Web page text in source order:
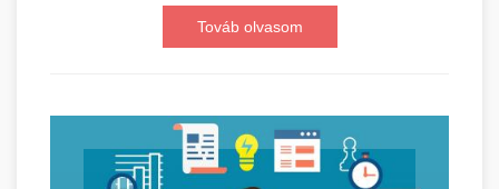
Továb olvasom